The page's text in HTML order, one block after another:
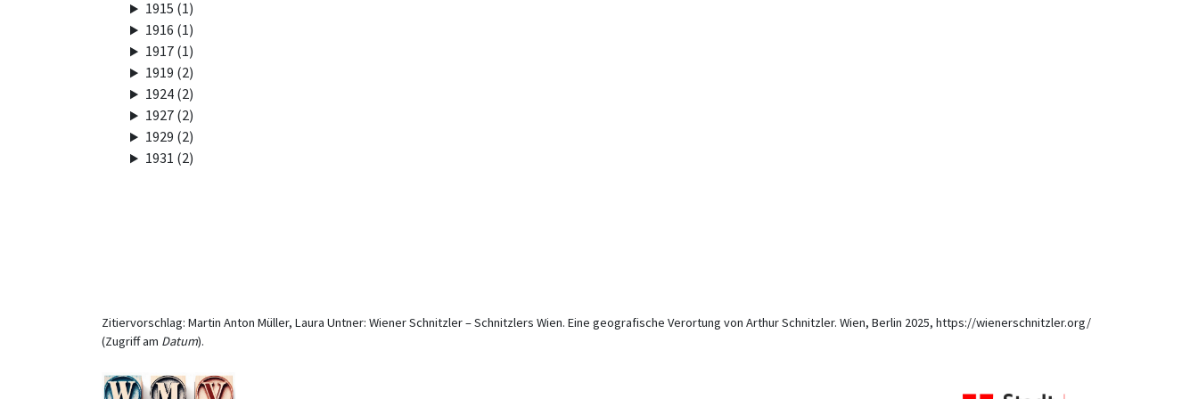
1915 (1)
1916 (1)
1917 (1)
1919 (2)
1924 (2)
1927 (2)
1929 (2)
1931 (2)
Zitiervorschlag: Martin Anton Müller, Laura Untner: Wiener Schnitzler – Schnitzlers Wien. Eine geografische Verortung von Arthur Schnitzler. Wien, Berlin 2025, https://wienerschnitzler.org/
(Zugriff am Datum).